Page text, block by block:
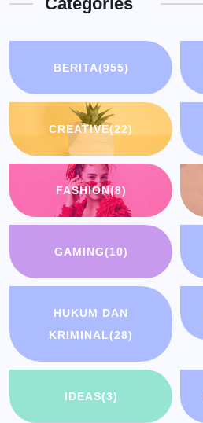
BERITA(955)
CREATIVE(22)
FASHION(8)
GAMING(10)
HUKUM DAN
KRIMINAL(28)
IDEAS(3)